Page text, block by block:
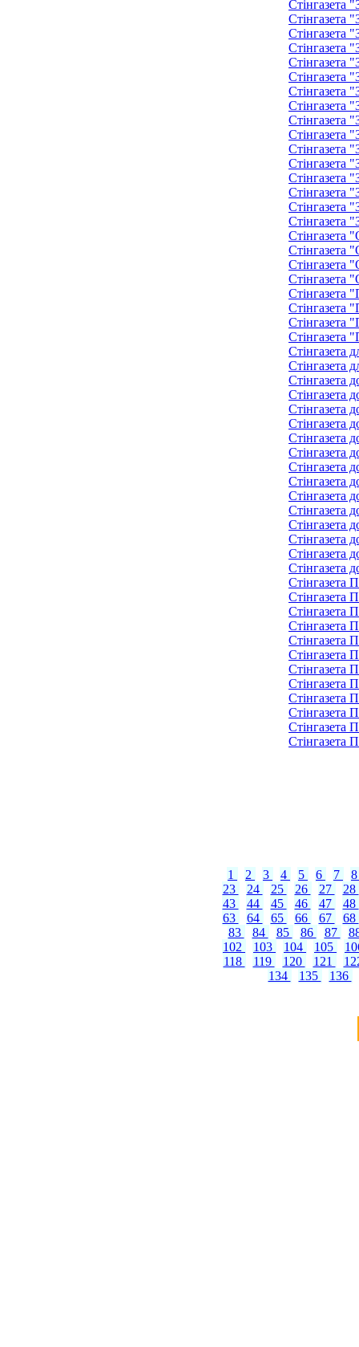
Стінгазета
Стінгазета
Стінгазета
Стінгазета
Стінгазета
Стінгазета
Стінгазета
Стінгазета
Стінгазета
Стінгазета
Стінгазета
Стінгазета
Стінгазета
Стінгазета
Стінгазета
Стінгазета
Стінгазета
Стінгазета
Стінгазета
Стінгазета
Стінгазета
Стінгазета
Стінгазета
Стінгазета
Стінгазета
Стінгазета
Стінгазета
Стінгазета
Стінгазета
Стінгазета
Стінгазета
Стінгазета
Стінгазета
Стінгазета
Стінгазета
Стінгазета
Стінгазета
Стінгазета
Стінгазета
Стінгазета
Стінгазета
Стінгазета
Стінгазета
Стінгазета
Стінгазета
Стінгазета
Стінгазета
Стінгазета
Стінгазета
Стінгазета
Стінгазета
Стінгазета
1 2 3 4 5 6 7
23
24 25 26 27
28
43
44 45 46 47
48
63
64 65 66 67
68
83
84 85 86 87
102
103 104 105
118
119 120 121
134
135 136